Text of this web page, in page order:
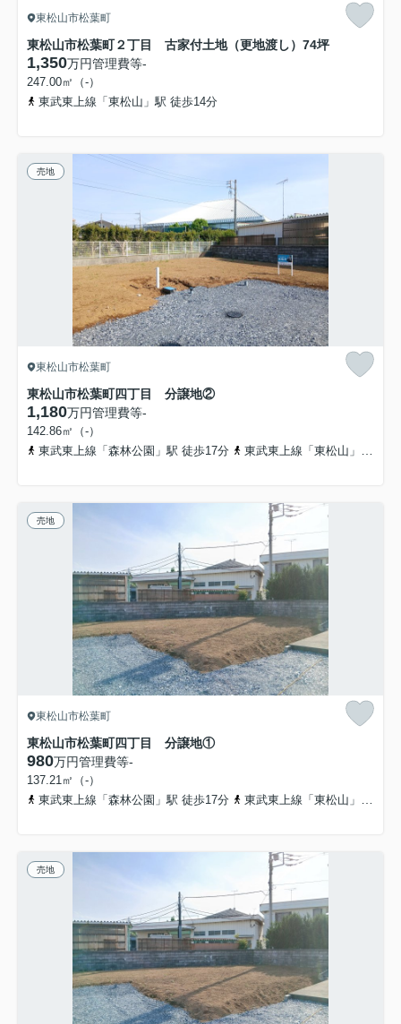
東松山市松葉町
東松山市松葉町２丁目 古家付土地（更地渡し）74坪
1,350万円管理費等-
247.00㎡（-）
東武東上線「東松山」駅 徒歩14分
売地
東松山市松葉町
東松山市松葉町四丁目 分譲地②
1,180万円管理費等-
142.86㎡（-）
東武東上線「森林公園」駅 徒歩17分
東武東上線「東松山」駅 徒歩23分
売地
東松山市松葉町
東松山市松葉町四丁目 分譲地①
980万円管理費等-
137.21㎡（-）
東武東上線「森林公園」駅 徒歩17分
東武東上線「東松山」駅 徒歩23分
売地